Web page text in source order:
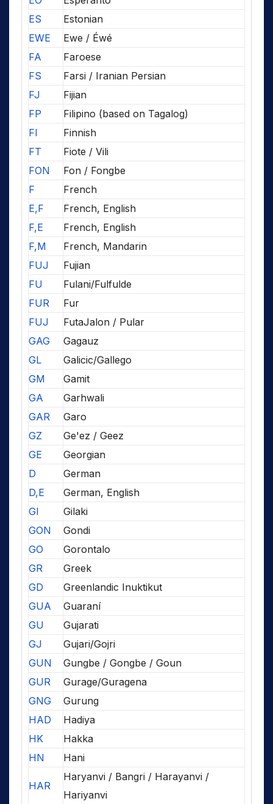
ES
Estonian
EWE
Ewe / Éwé
FA
Faroese
FS
Farsi / Iranian Persian
FJ
Fijian
FP
Filipino (based on Tagalog)
FI
Finnish
FT
Fiote / Vili
FON
Fon / Fongbe
F
French
E,F
French, English
F,E
French, English
F,M
French, Mandarin
FUJ
Fujian
FU
Fulani/Fulfulde
FUR
Fur
FUJ
FutaJalon / Pular
GAG
Gagauz
GL
Galicic/Gallego
GM
Gamit
GA
Garhwali
GAR
Garo
GZ
Ge'ez / Geez
GE
Georgian
D
German
D,E
German, English
GI
Gilaki
GON
Gondi
GO
Gorontalo
GR
Greek
GD
Greenlandic Inuktikut
GUA
Guaraní
GU
Gujarati
GJ
Gujari/Gojri
GUN
Gungbe / Gongbe / Goun
GUR
Gurage/Guragena
GNG
Gurung
HAD
Hadiya
HK
Hakka
HN
Hani
HAR
Haryanvi / Bangri / Harayanvi /
Hariyanvi